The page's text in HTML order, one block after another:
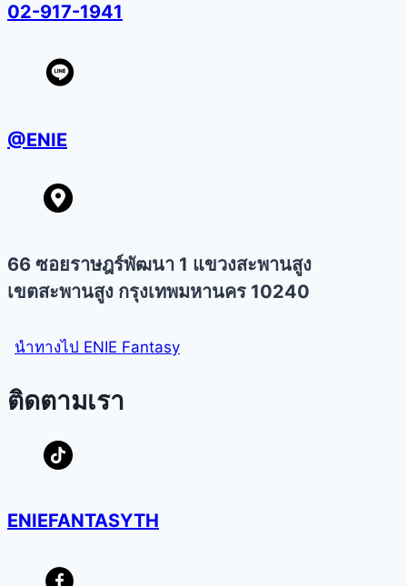
02-917-1941
@ENIE
66 ซอยราษฎร์พัฒนา 1 แขวงสะพานสูง
เขตสะพานสูง กรุงเทพมหานคร 10240
นำทางไป ENIE Fantasy
ติดตามเรา
ENIEFANTASYTH